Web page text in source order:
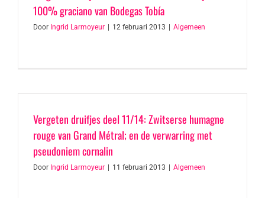
100% graciano van Bodegas Tobía
Door Ingrid Larmoyeur | 12 februari 2013 | Algemeen
Vergeten druifjes deel 11/14: Zwitserse humagne
rouge van Grand Métral; en de verwarring met
pseudoniem cornalin
Door Ingrid Larmoyeur | 11 februari 2013 | Algemeen